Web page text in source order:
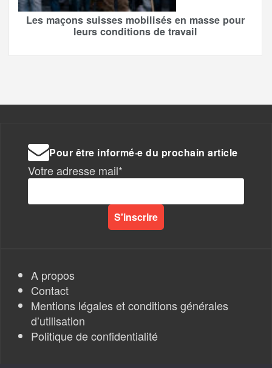
Les maçons suisses mobilisés en masse pour
leurs conditions de travail
Pour être informé·e du prochain article
Votre adresse mail*
A propos
Contact
Mentions légales et conditions générales
d’utilisation
Politique de confidentialité